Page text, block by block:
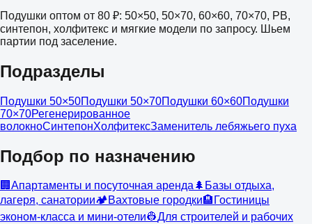
Подушки оптом от 80 ₽: 50×50, 50×70, 60×60, 70×70, РВ,
синтепон, холфитекс и мягкие модели по запросу. Шьем
партии под заселение.
Подразделы
Подушки 50×50Подушки 50×70Подушки 60×60Подушки
70×70Регенерированное
волокноСинтепонХолфитексЗаменитель лебяжьего пуха
Подбор по назначению
🏢 Апартаменты и посуточная аренда🌲 Базы отдыха,
лагеря, санатории🏕️Вахтовые городки🏨 Гостиницы
эконом-класса и мини-отели👷Для строителей и рабочих